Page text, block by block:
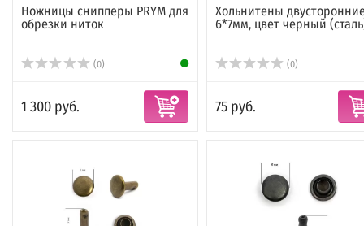
Ножницы снипперы PRYM для
обрезки ниток
(0)
1 300 руб.
Хольнитены
6*7мм, цвет черный
(0)
75 руб.